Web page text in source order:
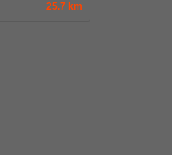
25.7 km